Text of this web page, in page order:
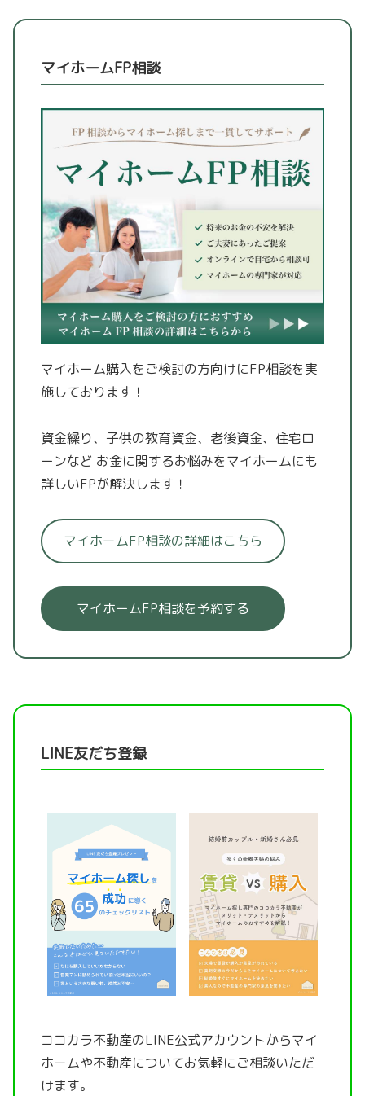
マイホームFP相談
マイホーム購入をご検討の方向けにFP相談を実
施しております！
資金繰り、子供の教育資金、老後資金、住宅ロ
ーンなど お金に関するお悩みをマイホームにも
詳しいFPが解決します！
マイホームFP相談の詳細はこちら
マイホームFP相談を予約する
LINE友だち登録
ココカラ不動産のLINE公式アカウントからマイ
ホームや不動産についてお気軽にご相談いただ
けます。